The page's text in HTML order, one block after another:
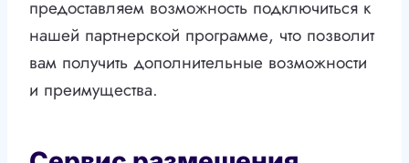
предоставляем возможность подключиться к
нашей партнерской программе, что позволит
вам получить дополнительные возможности
и преимущества.